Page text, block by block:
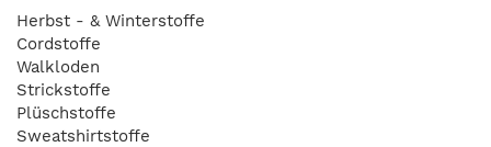
Herbst - & Winterstoffe
Cordstoffe
Walkloden
Strickstoffe
Plüschstoffe
Sweatshirtstoffe